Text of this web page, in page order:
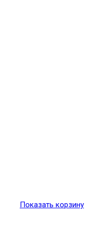
Показать корзину